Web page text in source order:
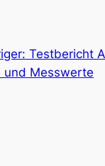
Testbericht
und Messwerte